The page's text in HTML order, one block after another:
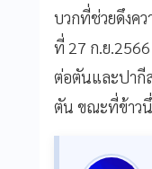
บวกที่ช่วยดึงค
ที่ 27 ก.ย
ต่อตันและปากี
ตัน ขณะที่ข้าว